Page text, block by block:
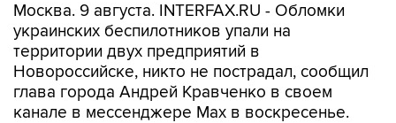
Москва. 9 августа. INTERFAX.RU - Обломки
украинских беспилотников упали на
территории двух предприятий в
Новороссийске, никто не пострадал, сообщил
глава города Андрей Кравченко в своем
канале в мессенджере Max в воскресенье.